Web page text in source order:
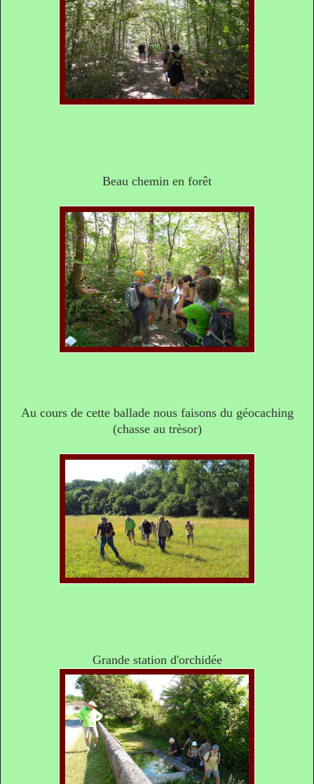
Beau chemin en forêt
Au cours de cette ballade nous faisons du géocaching
(chasse au trèsor)
Grande station d'orchidée